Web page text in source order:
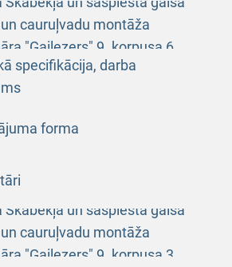
cauruļvadu montāža
"Gaiļezers" 9. korpusa 6.
specifikācija, darba
forma
piedalīties cenu
Skābekļa un saspiestā gaisa
cauruļvadu montāža
"Gaiļezers" 9. korpusa 3.